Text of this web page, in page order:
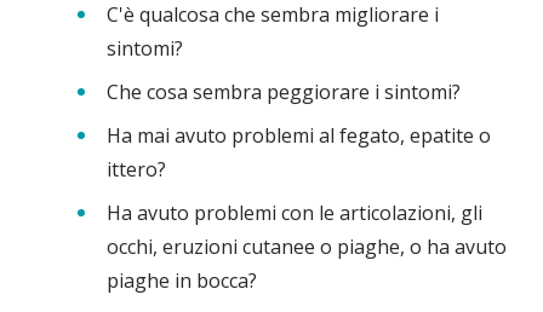
C'è qualcosa che sembra migliorare i
sintomi?
Che cosa sembra peggiorare i sintomi?
Ha mai avuto problemi al fegato, epatite o
ittero?
Ha avuto problemi con le articolazioni, gli
occhi, eruzioni cutanee o piaghe, o ha avuto
piaghe in bocca?